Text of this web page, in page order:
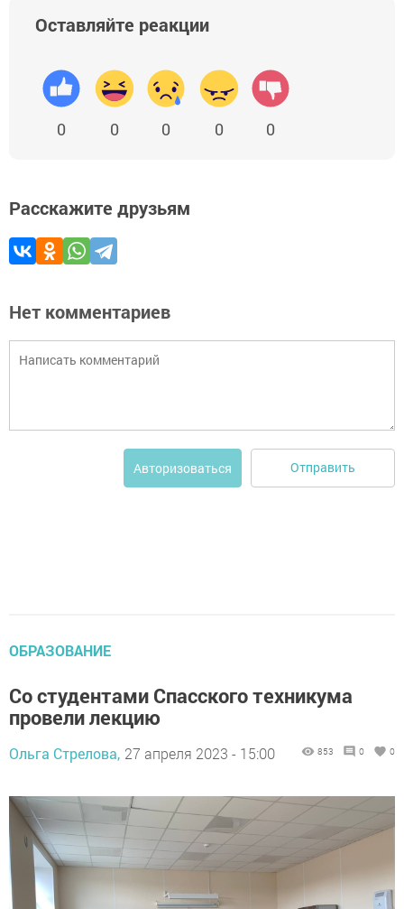
Оставляйте реакции
0 0 0 0 0
Расскажите друзьям
Нет комментариев
Авторизоваться Отправить
ОБРАЗОВАНИЕ
Со студентами Спасского техникума
провели лекцию
Ольга Стрелова, 27 апреля 2023 - 15:00 853 0 0